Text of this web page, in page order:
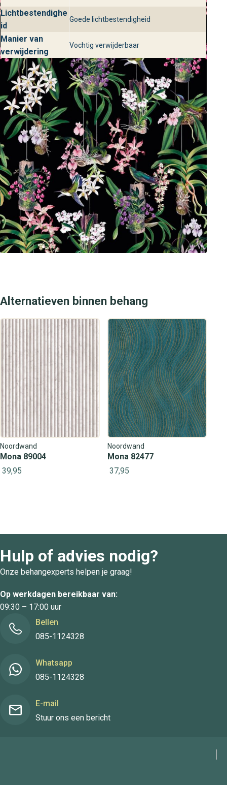
Lichtbestendighe
id
Goede lichtbestendigheid
Manier van
verwijdering
Vochtig verwijderbaar
Alternatieven binnen behang
Noordwand
Mona 89004
39,95
Noordwand
Mona 82477
37,95
Hulp of advies nodig?
Onze behangexperts helpen je graag!
Op werkdagen bereikbaar van:
09:30 – 17:00 uur
Bellen
085-1124328
Whatsapp
085-1124328
E-mail
Stuur ons een bericht